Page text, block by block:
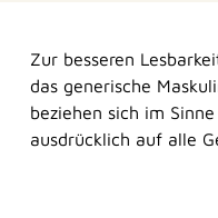
Zur besseren
das generische
beziehen sich im
ausdrücklich auf alle
Frag Sina